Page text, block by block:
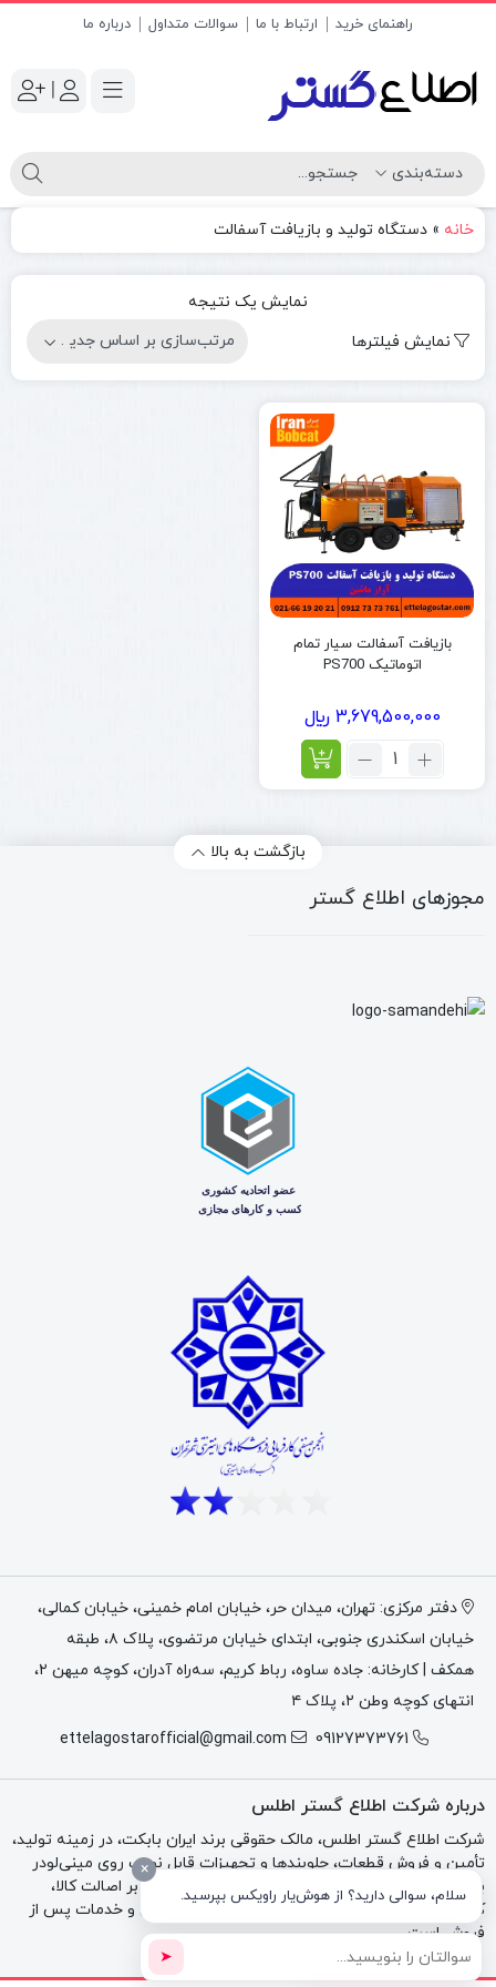
راهنمای خرید ارتباط با ما سوالات متداول درباره ما
|
خانه » دستگاه تولید و بازیافت آسفالت
نمایش یک نتیجه
نمایش فیلترها
بازیافت آسفالت سیار تمام
اتوماتیک PS700
3,679,500,000 ﷼
تعداد:
PS700
بازگشت به بالا
مجوزهای اطلاع گستر
دفتر مرکزی: تهران، میدان حر، خیابان امام خمینی، خیابان کمالی،
خیابان اسکندری جنوبی، ابتدای خیابان مرتضوی، پلاک ۸، طبقه
همکف | کارخانه: جاده ساوه، رباط کریم، سه‌راه آدران، کوچه میهن ۲،
انتهای کوچه وطن ۲، پلاک ۴
09127373761
ettelagostarofficial@gmail.com
درباره شرکت اطلاع گستر اطلس
شرکت اطلاع گستر اطلس، مالک حقوقی برند ایران بابکت، در زمینه تولید،
تأمین و فروش قطعات، جلوبندها و تجهیزات قابل نصب روی مینی‌لودر
بابکت، تراکتور و بکهو فعالیت می‌کند. تمرکز مجموعه بر اصالت کالا،
کیفیت فنی، مشاوره تخصصی، فاکتور رسمی، گارانتی و خدمات پس از
فروش است.
×
سلام، سوالی دارید؟ از هوش‌یار راویکس بپرسید.
➤